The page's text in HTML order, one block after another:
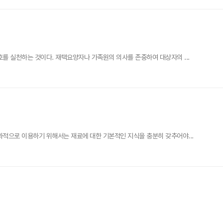
실천하는 것이다. 재택요양자나 가족원의 의사를 존중하여 대상자의 ...
으로 이용하기 위해서는 재료에 대한 기본적인 지식을 충분히 갖추어야...